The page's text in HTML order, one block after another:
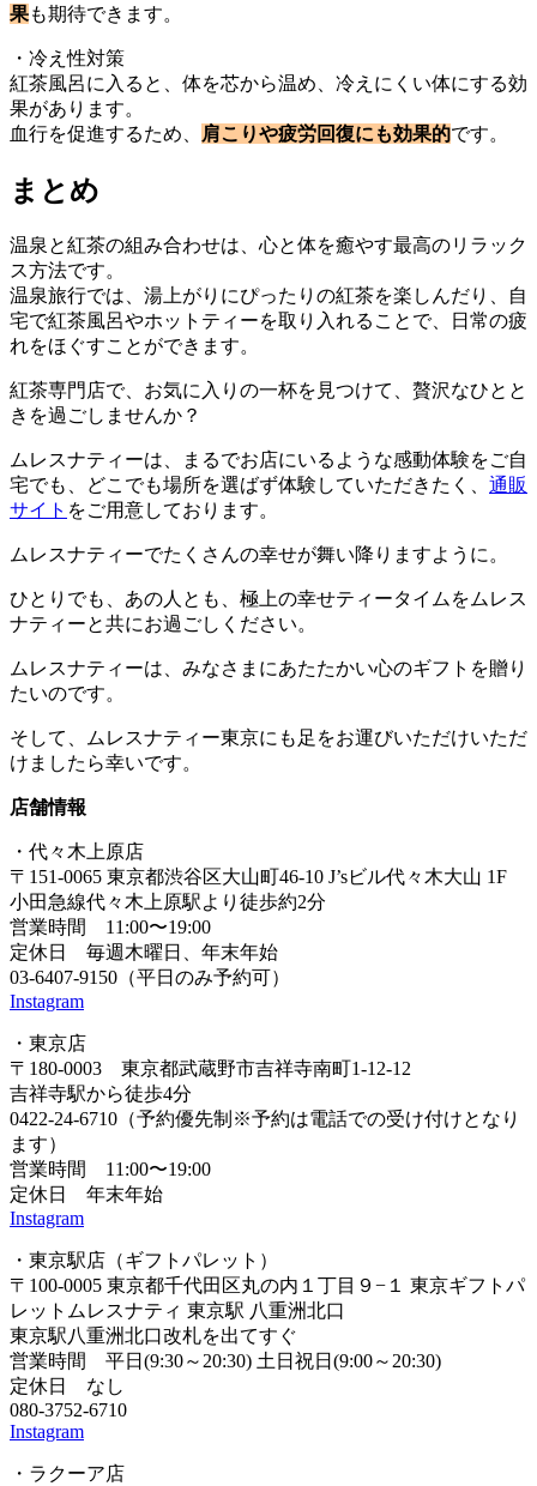
果も期待できます。
・冷え性対策
紅茶風呂に入ると、体を芯から温め、冷えにくい体にする効
果があります。
血行を促進するため、
肩こりや疲労回復にも効果的です。
まとめ
温泉と紅茶の組み合わせは、心と体を癒やす最高のリラック
ス方法です。
温泉旅行では、湯上がりにぴったりの紅茶を楽しんだり、自
宅で紅茶風呂やホットティーを取り入れることで、日常の疲
れをほぐすことができます。
紅茶専門店で、お気に入りの一杯を見つけて、贅沢なひとと
きを過ごしませんか？
ムレスナティーは、まるでお店にいるような感動体験をご自
宅でも、どこでも場所を選ばず体験していただきたく、 通販
サイト をご用意しております。
ムレスナティーでたくさんの幸せが舞い降りますように。
ひとりでも、あの人とも、極上の幸せティータイムをムレス
ナティーと共にお過ごしください。
ムレスナティーは、みなさまにあたたかい心のギフトを贈り
たいのです。
そして、ムレスナティー東京にも足をお運びいただけいただ
けましたら幸いです。
店舗情報
・代々木上原店
〒151-0065 東京都渋谷区大山町46-10 J’sビル代々木大山 1F
小田急線代々木上原駅より徒歩約2分
営業時間 11:00〜19:00
定休日 毎週木曜日、年末年始
03-6407-9150（平日のみ予約可）
Instagram
・東京店
〒180-0003 東京都武蔵野市吉祥寺南町1-12-12
吉祥寺駅から徒歩4分
0422-24-6710（予約優先制※予約は電話での受け付けとなり
ます）
営業時間 11:00〜19:00
定休日 年末年始
Instagram
・東京駅店（ギフトパレット）
〒100-0005 東京都千代田区丸の内１丁目９−１ 東京ギフトパ
レットムレスナティ 東京駅 八重洲北口
東京駅八重洲北口改札を出てすぐ
営業時間 平日(9:30～20:30) 土日祝日(9:00～20:30)
定休日 なし
080-3752-6710
Instagram
・ラクーア店